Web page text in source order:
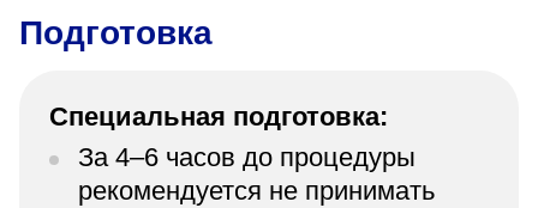
Подготовка
Специальная подготовка:
За 4–6 часов до процедуры
рекомендуется не принимать